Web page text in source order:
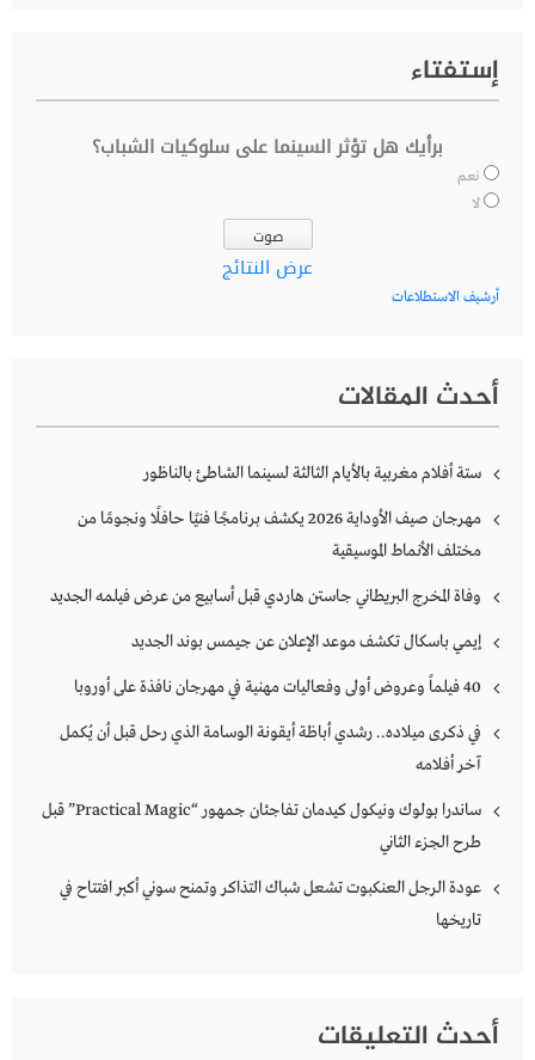
إستفتاء
برأيك هل تؤثر السينما على سلوكيات الشباب؟
نعم
لا
عرض النتائج
أرشيف الاستطلاعات
أحدث المقالات
ستة أفلام مغربية بالأيام الثالثة لسينما الشاطئ بالناظور
مهرجان صيف الأوداية 2026 يكشف برنامجًا فنيًا حافلًا ونجومًا من
مختلف الأنماط الموسيقية
وفاة المخرج البريطاني جاستن هاردي قبل أسابيع من عرض فيلمه الجديد
إيمي باسكال تكشف موعد الإعلان عن جيمس بوند الجديد
40 فيلماً وعروض أولى وفعاليات مهنية في مهرجان نافذة على أوروبا
في ذكرى ميلاده.. رشدي أباظة أيقونة الوسامة الذي رحل قبل أن يُكمل
آخر أفلامه
ساندرا بولوك ونيكول كيدمان تفاجئان جمهور “Practical Magic” قبل
طرح الجزء الثاني
عودة الرجل العنكبوت تشعل شباك التذاكر وتمنح سوني أكبر افتتاح في
تاريخها
أحدث التعليقات